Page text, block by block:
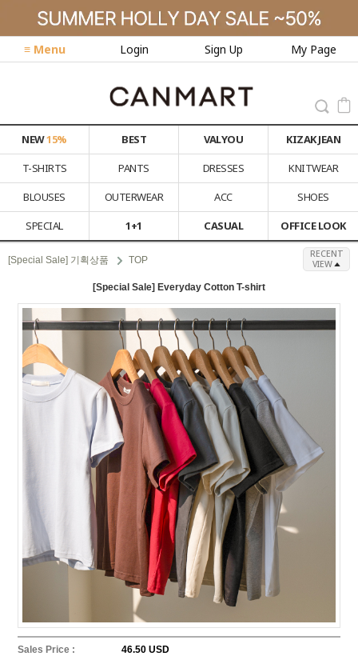
≡ Menu Login Sign Up My Page
NEW15% BEST VALYOU
KIZAK JEAN
T-SHIRTS
PANTS DRESSES
KNITWEAR
BLOUSES
OUTERWEAR ACC
SHOES
SPECIAL
1+1 CASUAL OFFICE LOOK
[Special Sale] 기획상품 TOP
RECENT
VIEW
[Special Sale] Everyday Cotton T-shirt
Sales Price : 46.50 USD